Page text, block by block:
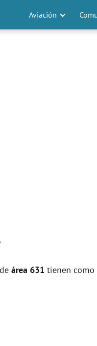
Aviación
área 631 tienen como